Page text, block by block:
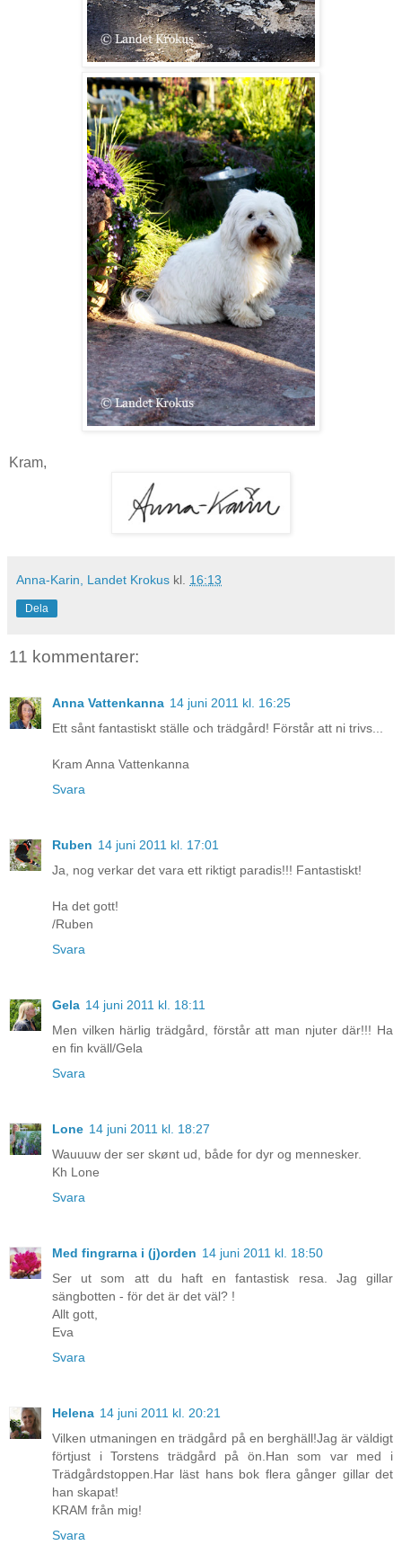
Kram,
Anna-Karin, Landet Krokus kl. 16:13
Dela
11 kommentarer:
Anna Vattenkanna 14 juni 2011 kl. 16:25
Ett sånt fantastiskt ställe och trädgård! Förstår att ni trivs...
Kram Anna Vattenkanna
Svara
Ruben 14 juni 2011 kl. 17:01
Ja, nog verkar det vara ett riktigt paradis!!! Fantastiskt!
Ha det gott!
/Ruben
Svara
Gela 14 juni 2011 kl. 18:11
Men vilken härlig trädgård, förstår att man njuter där!!! Ha
en fin kväll/Gela
Svara
Lone 14 juni 2011 kl. 18:27
Wauuuw der ser skønt ud, både for dyr og mennesker.
Kh Lone
Svara
Med fingrarna i (j)orden 14 juni 2011 kl. 18:50
Ser ut som att du haft en fantastisk resa. Jag gillar
sängbotten - för det är det väl? !
Allt gott,
Eva
Svara
Helena 14 juni 2011 kl. 20:21
Vilken utmaningen en trädgård på en berghäll!Jag är väldigt
förtjust i Torstens trädgård på ön.Han som var med i
Trädgårdstoppen.Har läst hans bok flera gånger gillar det
han skapat!
KRAM från mig!
Svara